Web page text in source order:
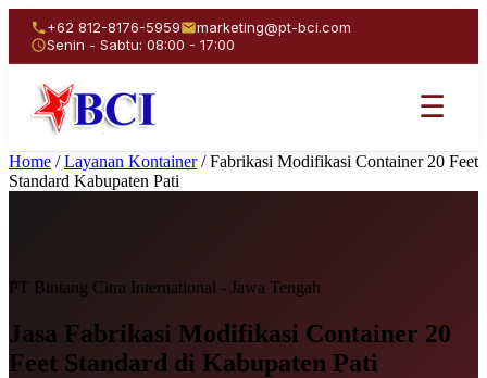
+62 812-8176-5959
marketing@pt-bci.com
Senin - Sabtu: 08:00 - 17:00
☰
Home / Layanan Kontainer / Fabrikasi Modifikasi Container 20 Feet
Standard Kabupaten Pati
PT Bintang Citra International - Jawa Tengah
Jasa Fabrikasi Modifikasi Container 20
Feet Standard di Kabupaten Pati